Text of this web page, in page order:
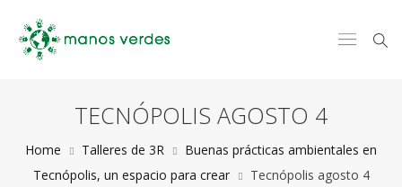
TECNÓPOLIS AGOSTO 4
Home Talleres de 3R
Buenas prácticas ambientales en
Tecnópolis, un espacio para crear
Tecnópolis agosto 4